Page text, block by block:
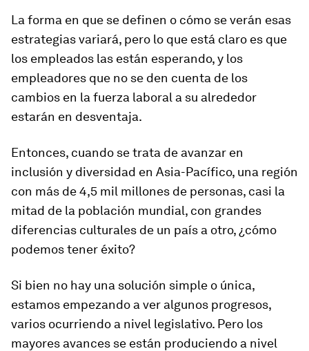
La forma en que se definen o cómo se verán esas
estrategias variará, pero lo que está claro es que
los empleados las están esperando, y los
empleadores que no se den cuenta de los
cambios en la fuerza laboral a su alrededor
estarán en desventaja.
Entonces, cuando se trata de avanzar en
inclusión y diversidad en Asia-Pacífico, una región
con más de 4,5 mil millones de personas, casi la
mitad de la población mundial, con grandes
diferencias culturales de un país a otro, ¿cómo
podemos tener éxito?
Si bien no hay una solución simple o única,
estamos empezando a ver algunos progresos,
varios ocurriendo a nivel legislativo. Pero los
mayores avances se están produciendo a nivel